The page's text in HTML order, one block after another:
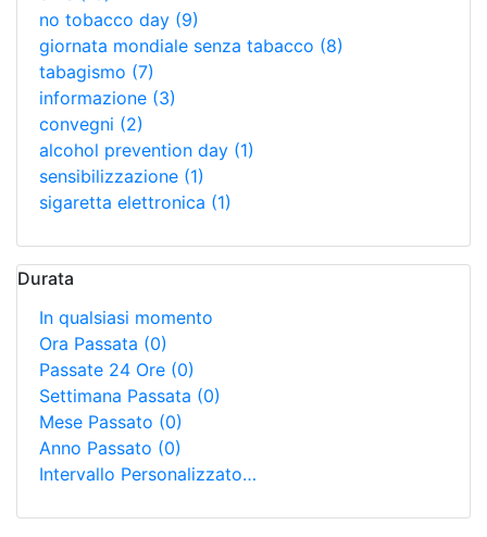
no tobacco day (9)
giornata mondiale senza tabacco (8)
tabagismo (7)
informazione (3)
convegni (2)
alcohol prevention day (1)
sensibilizzazione (1)
sigaretta elettronica (1)
Durata
In qualsiasi momento
Ora Passata (0)
Passate 24 Ore (0)
Settimana Passata (0)
Mese Passato (0)
Anno Passato (0)
Intervallo Personalizzato…